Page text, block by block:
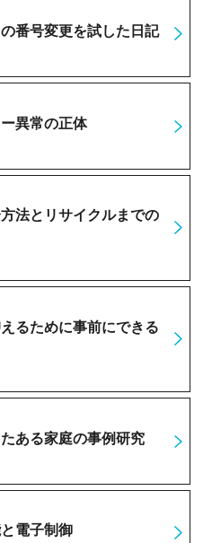
番号変更を試した日記
異常の正体
法とリサイクルまでの
るために事前にできる
ある家庭の事例研究
電子制御